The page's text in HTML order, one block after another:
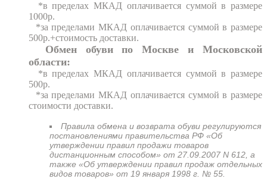
*в пределах МКАД оплачивается суммой в размере
1000р.
*за пределами МКАД оплачивается суммой в размере
500р.+стоимость доставки.
Обмен обуви по Москве и Московской
области:
*в пределах МКАД оплачивается суммой в размере
500р.
*за пределами МКАД оплачивается суммой в размере
стоимости доставки.
Правила обмена и возврата обуви регулируются
постановлениями правительства РФ «Об
утверждении правил продажи товаров
дистанционным способом» от 27.09.2007 N 612, а
также «Об утверждении правил продаж отдельных
видов товаров» от 19 января 1998 г. № 55.